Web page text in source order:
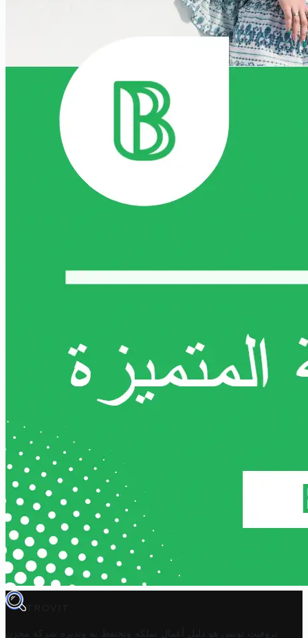
TROVIT
تروفيت تونس هو دليل أعمال تملكه وتحتفظ به وتديره
شركة مخزن